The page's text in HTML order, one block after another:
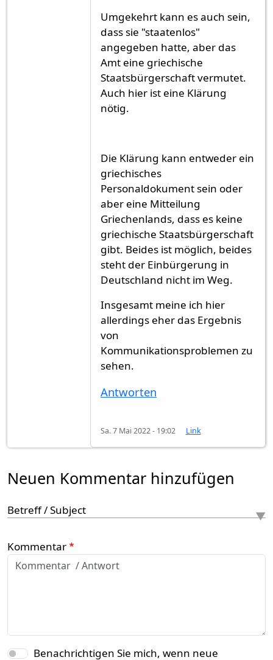
Umgekehrt kann es auch sein,
dass sie "staatenlos"
angegeben hatte, aber das
Amt eine griechische
Staatsbürgerschaft vermutet.
Auch hier ist eine Klärung
nötig.
Die Klärung kann entweder ein
griechisches
Personaldokument sein oder
aber eine Mitteilung
Griechenlands, dass es keine
griechische Staatsbürgerschaft
gibt. Beides ist möglich, beides
steht der Einbürgerung in
Deutschland nicht im Weg.
Insgesamt meine ich hier
allerdings eher das Ergebnis
von
Kommunikationsproblemen zu
sehen.
Antworten
Sa. 7 Mai 2022 - 19:02 Link
Neuen Kommentar hinzufügen
Betreff / Subject
Kommentar
Benachrichtigen Sie mich, wenn neue